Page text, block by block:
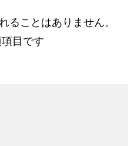
ることはありません。
目です